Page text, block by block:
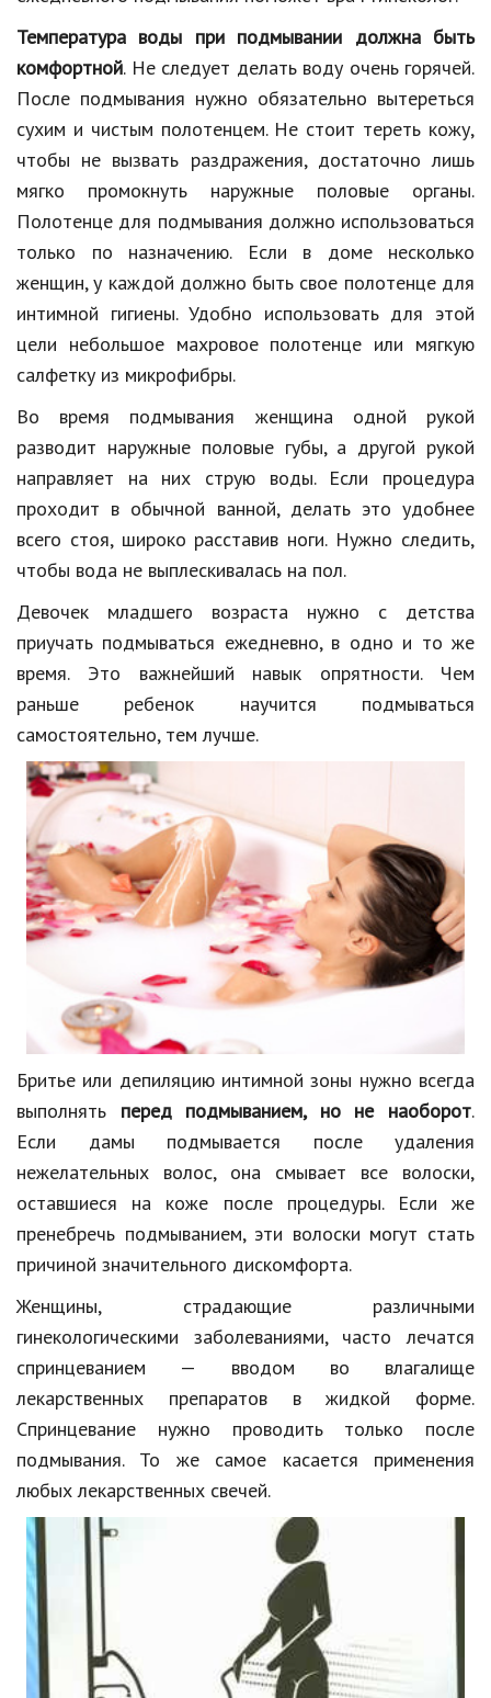
Температура воды при подмывании должна быть
комфортной. Не следует делать воду очень горячей.
После подмывания нужно обязательно вытереться
сухим и чистым полотенцем. Не стоит тереть кожу,
чтобы не вызвать раздражения, достаточно лишь
мягко промокнуть наружные половые органы.
Полотенце для подмывания должно использоваться
только по назначению. Если в доме несколько
женщин, у каждой должно быть свое полотенце для
интимной гигиены. Удобно использовать для этой
цели небольшое махровое полотенце или мягкую
салфетку из микрофибры.
Во время подмывания женщина одной рукой
разводит наружные половые губы, а другой рукой
направляет на них струю воды. Если процедура
проходит в обычной ванной, делать это удобнее
всего стоя, широко расставив ноги. Нужно следить,
чтобы вода не выплескивалась на пол.
Девочек младшего возраста нужно с детства
приучать подмываться ежедневно, в одно и то же
время. Это важнейший навык опрятности. Чем
раньше ребенок научится подмываться
самостоятельно, тем лучше.
Бритье или депиляцию интимной зоны нужно всегда
выполнять перед подмыванием, но не наоборот.
Если дамы подмывается после удаления
нежелательных волос, она смывает все волоски,
оставшиеся на коже после процедуры. Если же
пренебречь подмыванием, эти волоски могут стать
причиной значительного дискомфорта.
Женщины, страдающие различными
гинекологическими заболеваниями, часто лечатся
спринцеванием — вводом во влагалище
лекарственных препаратов в жидкой форме.
Спринцевание нужно проводить только после
подмывания. То же самое касается применения
любых лекарственных свечей.